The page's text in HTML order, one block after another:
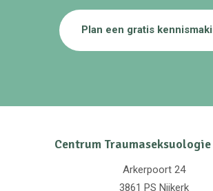
Plan een gratis
Centrum
Arkerpoort 24
3861 PS Nijkerk